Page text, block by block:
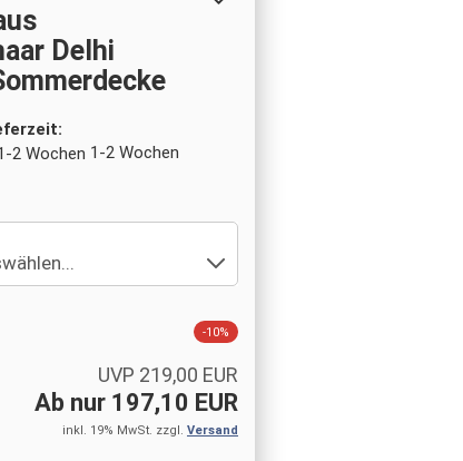
Delhi
1-2 Wochen
-10%
UVP 219,00 EUR
Ab nur 197,10 EUR
inkl. 19% MwSt. zzgl. Versand